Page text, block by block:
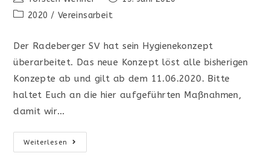
Autor:
veröffentlicht:
Beitrags-
2020 / Vereinsarbeit
Der Radeberger SV hat sein Hygienekonzept
überarbeitet. Das neue Konzept löst alle bisherigen
Konzepte ab und gilt ab dem 11.06.2020. Bitte
haltet Euch an die hier aufgeführten Maßnahmen,
damit wir…
Weiterlesen
Neues
Hygienekonzept